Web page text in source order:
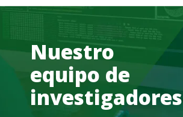
Nuestro
equipo de
investigadores